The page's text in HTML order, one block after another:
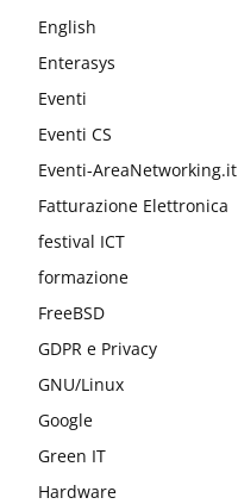
English
Enterasys
Eventi
Eventi CS
Eventi-AreaNetworking.it
Fatturazione Elettronica
festival ICT
formazione
FreeBSD
GDPR e Privacy
GNU/Linux
Google
Green IT
Hardware